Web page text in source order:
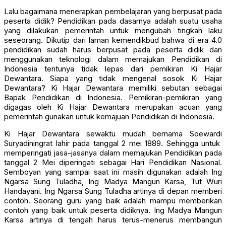
Lalu bagaimana menerapkan pembelajaran yang berpusat pada
peserta didik? Pendidikan pada dasarnya adalah suatu usaha
yang dilakukan pemerintah untuk mengubah tingkah laku
seseorang. Dikutip dari laman kemendikbud bahwa di era 4.0
pendidikan sudah harus berpusat pada peserta didik dan
menggunakan teknologi dalam memajukan Pendidikan di
Indonesia tentunya tidak lepas dari pemikiran Ki Hajar
Dewantara. Siapa yang tidak mengenal sosok Ki Hajar
Dewantara? Ki Hajar Dewantara memiliki sebutan sebagai
Bapak Pendidikan di Indonesia. Pemikiran-pemikiran yang
digagas oleh Ki Hajar Dewantara merupakan acuan yang
pemerintah gunakan untuk kemajuan Pendidikan di Indonesia.
Ki Hajar Dewantara sewaktu mudah bernama Soewardi
Suryadiningrat lahir pada tanggal 2 mei 1889. Sehingga untuk
memperingati jasa-jasanya dalam memajukan Pendidikan pada
tanggal 2 Mei diperingati sebagai Hari Pendidikan Nasional.
Semboyan yang sampai saat ini masih digunakan adalah Ing
Ngarsa Sung Tuladha, Ing Madya Mangun Karsa, Tut Wuri
Handayani. Ing Ngarsa Sung Tuladha artinya di depan memberi
contoh. Seorang guru yang baik adalah mampu memberikan
contoh yang baik untuk peserta didiknya. Ing Madya Mangun
Karsa artinya di tengah harus terus-menerus membangun